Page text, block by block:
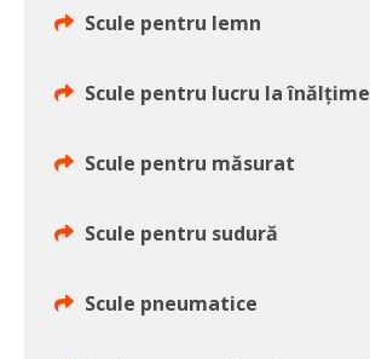
Scule pentru lemn
Scule pentru lucru la înălţime
Scule pentru măsurat
Scule pentru sudură
Scule pneumatice